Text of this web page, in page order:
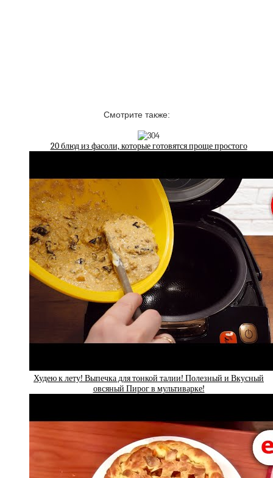
Смотрите также:
20 блюд из фасоли, которые готовятся проще простого
Худею к лету! Выпечка для тонкой талии! Полезный и Вкусный
овсяный Пирог в мультиварке!